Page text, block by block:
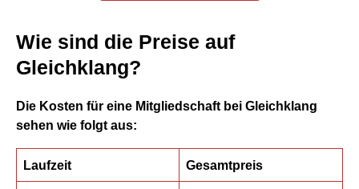
Wie sind die Preise auf
Gleichklang?
Die Kosten für eine Mitgliedschaft bei Gleichklang
sehen wie folgt aus:
Laufzeit Gesamtpreis